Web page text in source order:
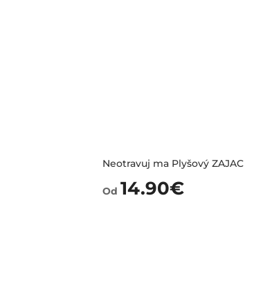
Neotravuj ma Plyšový ZAJAC
Od 14.90€